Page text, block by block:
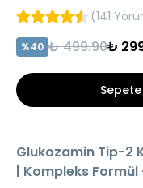
(141
%40 ₺ 499.90₺
AYNI GÜN KARGO
Glukozamin Tip-2
| Kompleks Formül